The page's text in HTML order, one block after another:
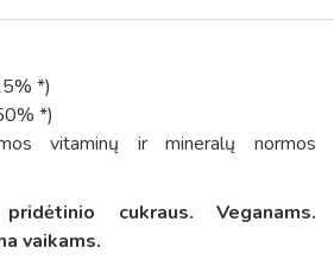
*)
*)
vitaminų ir mineralų normos
cukraus. Veganams.
vaikams.